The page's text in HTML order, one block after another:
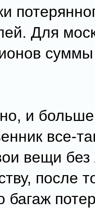
Для
и больше
все-
вещи
после
багаж